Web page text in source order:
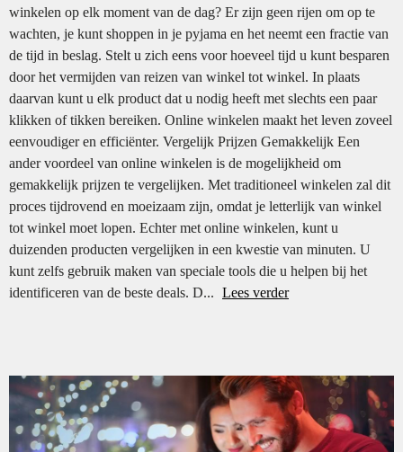
winkelen op elk moment van de dag? Er zijn geen rijen om op te
wachten, je kunt shoppen in je pyjama en het neemt een fractie van
de tijd in beslag. Stelt u zich eens voor hoeveel tijd u kunt besparen
door het vermijden van reizen van winkel tot winkel. In plaats
daarvan kunt u elk product dat u nodig heeft met slechts een paar
klikken of tikken bereiken. Online winkelen maakt het leven zoveel
eenvoudiger en efficiënter. Vergelijk Prijzen Gemakkelijk Een
ander voordeel van online winkelen is de mogelijkheid om
gemakkelijk prijzen te vergelijken. Met traditioneel winkelen zal dit
proces tijdrovend en moeizaam zijn, omdat je letterlijk van winkel
tot winkel moet lopen. Echter met online winkelen, kunt u
duizenden producten vergelijken in een kwestie van minuten. U
kunt zelfs gebruik maken van speciale tools die u helpen bij het
identificeren van de beste deals. D... Lees verder